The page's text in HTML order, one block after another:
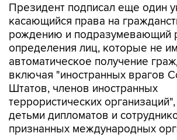
Президент подписал еще один
касающийся права на
рождению и подразумевающий
определения лиц, которые не
автоматическое получение
включая "иностранных врагов
Штатов, членов иностранных
террористических
детьми дипломатов и
признанных международных